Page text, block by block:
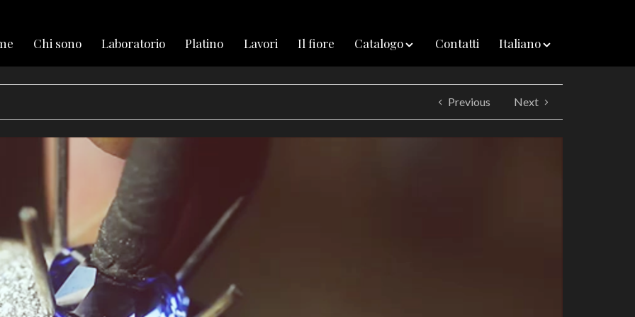
Chi sono Laboratorio Platino Lavori Il fiore Catalogo Contatti Italiano
Previous Next